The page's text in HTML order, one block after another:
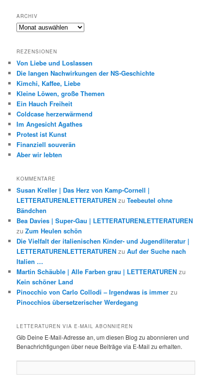
ARCHIV
Archiv
REZENSIONEN
Von Liebe und Loslassen
Die langen Nachwirkungen der NS-Geschichte
Kimchi, Kaffee, Liebe
Kleine Löwen, große Themen
Ein Hauch Freiheit
Coldcase herzerwärmend
Im Angesicht Agathes
Protest ist Kunst
Finanziell souverän
Aber wir lebten
KOMMENTARE
Susan Kreller | Das Herz von Kamp-Cornell |
LETTERATURENLETTERATUREN zuTeebeutel ohne
Bändchen
Bea Davies | Super-Gau | LETTERATURENLETTERATUREN
zuZum Heulen schön
Die Vielfalt der italienischen Kinder- und Jugendliteratur |
LETTERATURENLETTERATUREN zuAuf der Suche nach
Italien …
Martin Schäuble | Alle Farben grau | LETTERATUREN zu
Kein schöner Land
Pinocchio von Carlo Collodi – Irgendwas is immer zu
Pinocchios übersetzerischer Werdegang
LETTERATUREN VIA E-MAIL ABONNIEREN
Gib Deine E-Mail-Adresse an, um diesen Blog zu abonnieren und
Benachrichtigungen über neue Beiträge via E-Mail zu erhalten.
Mail-